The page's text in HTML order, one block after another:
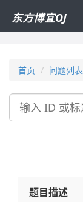
东方博宜OJ
首页 问题列表
搜
题目描述